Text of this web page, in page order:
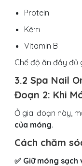
Protein
Kẽm
Vitamin B
Chế độ ăn đầy đủ
3.2 Spa Nail
Đoạn 2: Khi
Ở giai đoạn này,
của móng.
Cách chăm
✅ Giữ móng sạch